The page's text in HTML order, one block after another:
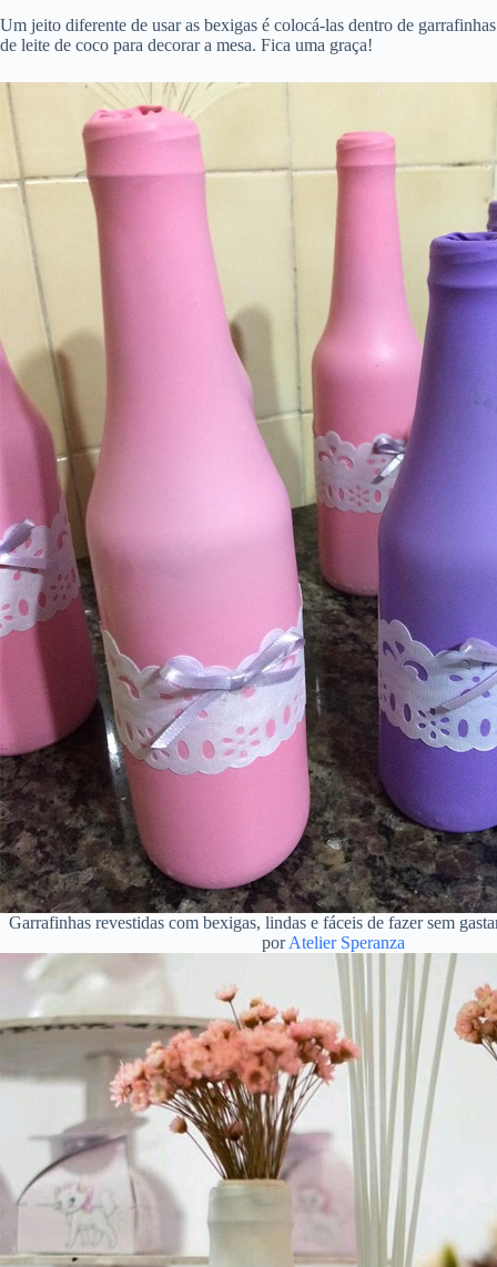
Um jeito diferente de usar as bexigas é colocá-las dentro de garrafinhas
de leite de coco para decorar a mesa. Fica uma graça!
Garrafinhas revestidas com bexigas, lindas e fáceis de fazer sem
porAtelier Speranza